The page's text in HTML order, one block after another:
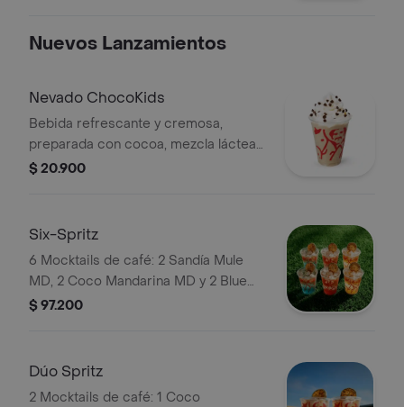
Nuevos Lanzamientos
Nevado ChocoKids
Bebida refrescante y cremosa,
preparada con cocoa, mezcla láctea
reducida en azúcar, decorada con
$ 20.900
Six-Spritz
6 Mocktails de café: 2 Sandía Mule
MD, 2 Coco Mandarina MD y 2 Blue
Curazao Mojito MD. Elígelas con soda
$ 97.200
Dúo Spritz
2 Mocktails de café: 1 Coco